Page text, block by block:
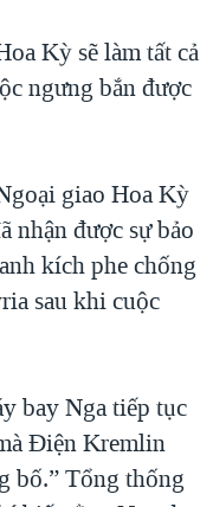
Kỳ sẽ làm tất cả
ngưng bắn được
giao Hoa Kỳ
nhận được sự bảo
kích phe chống
sau khi cuộc
bay Nga tiếp tục
Điện Kremlin
bố.” Tổng thống